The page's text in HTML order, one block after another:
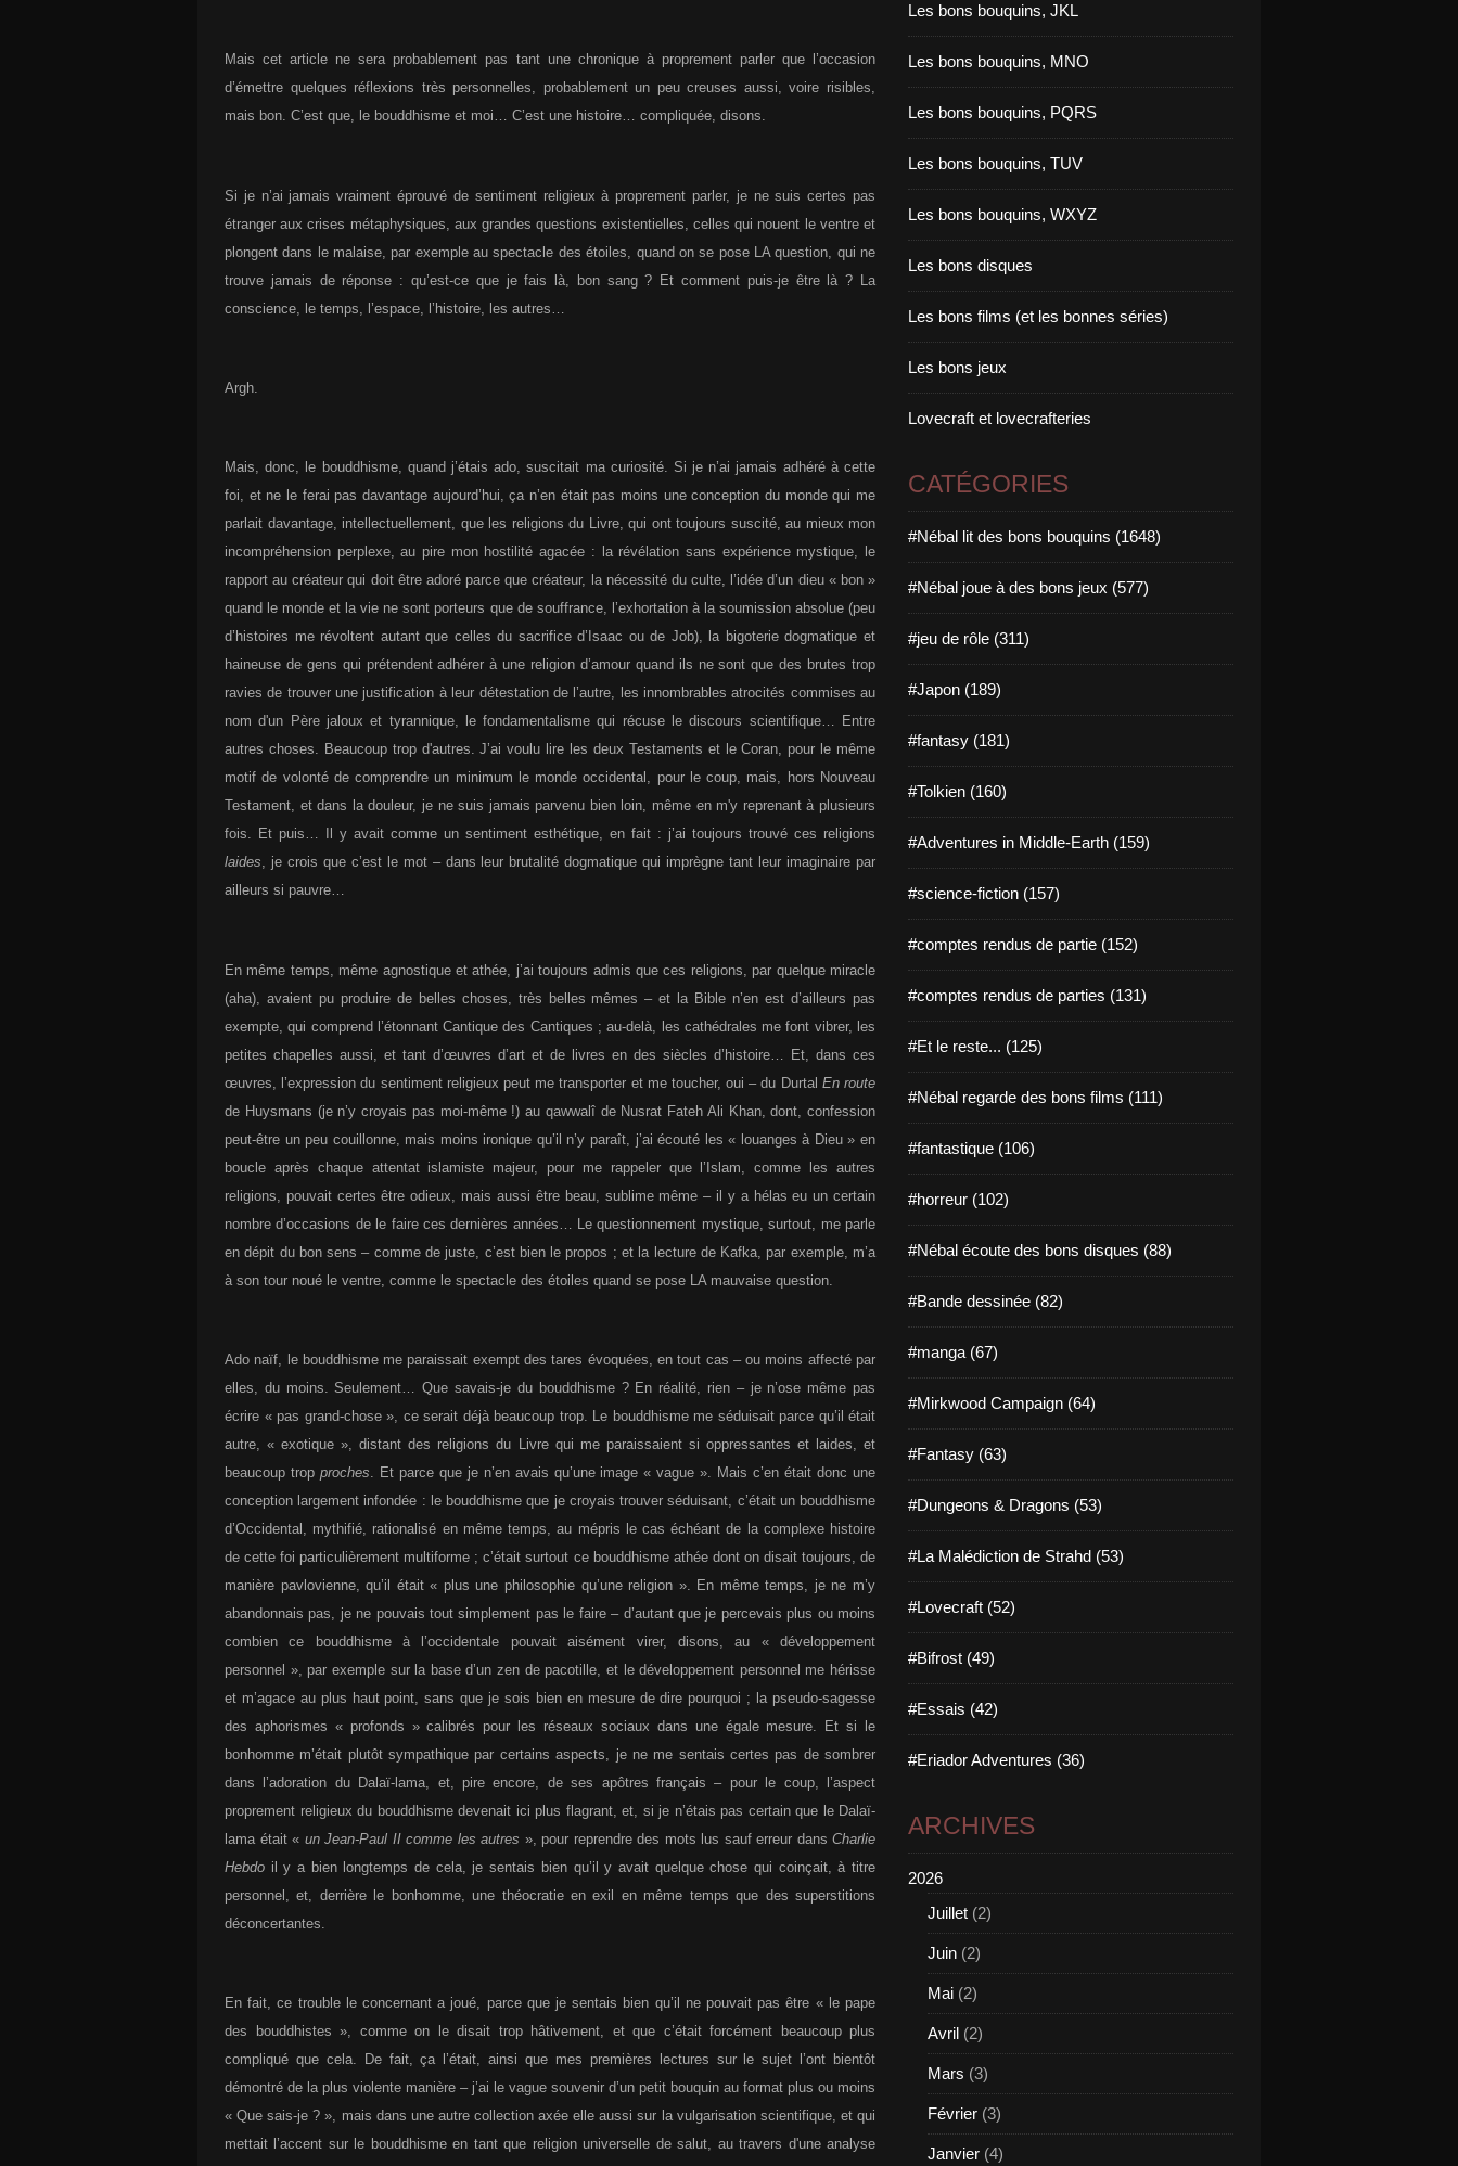
Mais cet article ne sera probablement pas tant une chronique à proprement parler que l’occasion
d’émettre quelques réflexions très personnelles, probablement un peu creuses aussi, voire risibles,
mais bon. C’est que, le bouddhisme et moi… C’est une histoire… compliquée, disons.
Si je n’ai jamais vraiment éprouvé de sentiment religieux à proprement parler, je ne suis certes pas
étranger aux crises métaphysiques, aux grandes questions existentielles, celles qui nouent le ventre et
plongent dans le malaise, par exemple au spectacle des étoiles, quand on se pose LA question, qui ne
trouve jamais de réponse : qu’est-ce que je fais là, bon sang ? Et comment puis-je être là ? La
conscience, le temps, l’espace, l’histoire, les autres…
Argh.
Mais, donc, le bouddhisme, quand j’étais ado, suscitait ma curiosité. Si je n’ai jamais adhéré à cette
foi, et ne le ferai pas davantage aujourd’hui, ça n’en était pas moins une conception du monde qui me
parlait davantage, intellectuellement, que les religions du Livre, qui ont toujours suscité, au mieux mon
incompréhension perplexe, au pire mon hostilité agacée : la révélation sans expérience mystique, le
rapport au créateur qui doit être adoré parce que créateur, la nécessité du culte, l’idée d’un dieu « bon »
quand le monde et la vie ne sont porteurs que de souffrance, l’exhortation à la soumission absolue (peu
d’histoires me révoltent autant que celles du sacrifice d’Isaac ou de Job), la bigoterie dogmatique et
haineuse de gens qui prétendent adhérer à une religion d’amour quand ils ne sont que des brutes trop
ravies de trouver une justification à leur détestation de l’autre, les innombrables atrocités commises au
nom d'un Père jaloux et tyrannique, le fondamentalisme qui récuse le discours scientifique… Entre
autres choses. Beaucoup trop d'autres. J’ai voulu lire les deux Testaments et le Coran, pour le même
motif de volonté de comprendre un minimum le monde occidental, pour le coup, mais, hors Nouveau
Testament, et dans la douleur, je ne suis jamais parvenu bien loin, même en m'y reprenant à plusieurs
fois. Et puis… Il y avait comme un sentiment esthétique, en fait : j’ai toujours trouvé ces religions
laides, je crois que c’est le mot – dans leur brutalité dogmatique qui imprègne tant leur imaginaire par
ailleurs si pauvre…
En même temps, même agnostique et athée, j’ai toujours admis que ces religions, par quelque miracle
(aha), avaient pu produire de belles choses, très belles mêmes – et la Bible n’en est d’ailleurs pas
exempte, qui comprend l’étonnant Cantique des Cantiques ; au-delà, les cathédrales me font vibrer, les
petites chapelles aussi, et tant d’œuvres d’art et de livres en des siècles d’histoire… Et, dans ces
œuvres, l’expression du sentiment religieux peut me transporter et me toucher, oui – du Durtal En route
de Huysmans (je n’y croyais pas moi-même !) au qawwalî de Nusrat Fateh Ali Khan, dont, confession
peut-être un peu couillonne, mais moins ironique qu’il n’y paraît, j’ai écouté les « louanges à Dieu » en
boucle après chaque attentat islamiste majeur, pour me rappeler que l’Islam, comme les autres
religions, pouvait certes être odieux, mais aussi être beau, sublime même – il y a hélas eu un certain
nombre d’occasions de le faire ces dernières années… Le questionnement mystique, surtout, me parle
en dépit du bon sens – comme de juste, c’est bien le propos ; et la lecture de Kafka, par exemple, m’a
à son tour noué le ventre, comme le spectacle des étoiles quand se pose LA mauvaise question.
Ado naïf, le bouddhisme me paraissait exempt des tares évoquées, en tout cas – ou moins affecté par
elles, du moins. Seulement… Que savais-je du bouddhisme ? En réalité, rien – je n’ose même pas
écrire « pas grand-chose », ce serait déjà beaucoup trop. Le bouddhisme me séduisait parce qu’il était
autre, « exotique », distant des religions du Livre qui me paraissaient si oppressantes et laides, et
beaucoup trop proches . Et parce que je n’en avais qu’une image « vague ». Mais c’en était donc une
conception largement infondée : le bouddhisme que je croyais trouver séduisant, c’était un bouddhisme
d’Occidental, mythifié, rationalisé en même temps, au mépris le cas échéant de la complexe histoire
de cette foi particulièrement multiforme ; c’était surtout ce bouddhisme athée dont on disait toujours, de
manière pavlovienne, qu’il était « plus une philosophie qu’une religion ». En même temps, je ne m’y
abandonnais pas, je ne pouvais tout simplement pas le faire – d’autant que je percevais plus ou moins
combien ce bouddhisme à l’occidentale pouvait aisément virer, disons, au « développement
personnel », par exemple sur la base d’un zen de pacotille, et le développement personnel me hérisse
et m’agace au plus haut point, sans que je sois bien en mesure de dire pourquoi ; la pseudo-sagesse
des aphorismes « profonds » calibrés pour les réseaux sociaux dans une égale mesure. Et si le
bonhomme m’était plutôt sympathique par certains aspects, je ne me sentais certes pas de sombrer
dans l’adoration du Dalaï-lama, et, pire encore, de ses apôtres français – pour le coup, l’aspect
proprement religieux du bouddhisme devenait ici plus flagrant, et, si je n’étais pas certain que le Dalaï-
lama était « un Jean-Paul II comme les autres », pour reprendre des mots lus sauf erreur dans Charlie
Hebdo il y a bien longtemps de cela, je sentais bien qu’il y avait quelque chose qui coinçait, à titre
personnel, et, derrière le bonhomme, une théocratie en exil en même temps que des superstitions
déconcertantes.
En fait, ce trouble le concernant a joué, parce que je sentais bien qu’il ne pouvait pas être « le pape
des bouddhistes », comme on le disait trop hâtivement, et que c’était forcément beaucoup plus
compliqué que cela. De fait, ça l’était, ainsi que mes premières lectures sur le sujet l’ont bientôt
démontré de la plus violente manière – j’ai le vague souvenir d’un petit bouquin au format plus ou moins
« Que sais-je ? », mais dans une autre collection axée elle aussi sur la vulgarisation scientifique, et qui
mettait l’accent sur le bouddhisme en tant que religion universelle de salut, au travers d'une analyse
Les bons bouquins, JKL
Les bons bouquins, MNO
Les bons bouquins, PQRS
Les bons bouquins, TUV
Les bons bouquins, WXYZ
Les bons disques
Les bons films (et les bonnes séries)
Les bons jeux
Lovecraft et lovecrafteries
CATÉGORIES
#Nébal lit des bons bouquins (1648)
#Nébal joue à des bons jeux (577)
#jeu de rôle (311)
#Japon (189)
#fantasy (181)
#Tolkien (160)
#Adventures in Middle-Earth (159)
#science-fiction (157)
#comptes rendus de partie (152)
#comptes rendus de parties (131)
#Et le reste... (125)
#Nébal regarde des bons films (111)
#fantastique (106)
#horreur (102)
#Nébal écoute des bons disques (88)
#Bande dessinée (82)
#manga (67)
#Mirkwood Campaign (64)
#Fantasy (63)
#Dungeons & Dragons (53)
#La Malédiction de Strahd (53)
#Lovecraft (52)
#Bifrost (49)
#Essais (42)
#Eriador Adventures (36)
ARCHIVES
2026
Juillet (2)
Juin (2)
Mai (2)
Avril (2)
Mars (3)
Février (3)
Janvier (4)